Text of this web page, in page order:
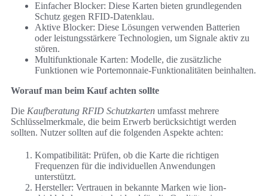
Einfacher Blocker: Diese Karten bieten grundlegenden
Schutz gegen RFID-Datenklau.
Aktive Blocker: Diese Lösungen verwenden Batterien
oder leistungsstärkere Technologien, um Signale aktiv zu
stören.
Multifunktionale Karten: Modelle, die zusätzliche
Funktionen wie Portemonnaie-Funktionalitäten beinhalten.
Worauf man beim Kauf achten sollte
Die Kaufberatung RFID Schutzkarten umfasst mehrere
Schlüsselmerkmale, die beim Erwerb berücksichtigt werden
sollten. Nutzer sollten auf die folgenden Aspekte achten:
Kompatibilität: Prüfen, ob die Karte die richtigen
Frequenzen für die individuellen Anwendungen
unterstützt.
Hersteller: Vertrauen in bekannte Marken wie lion-